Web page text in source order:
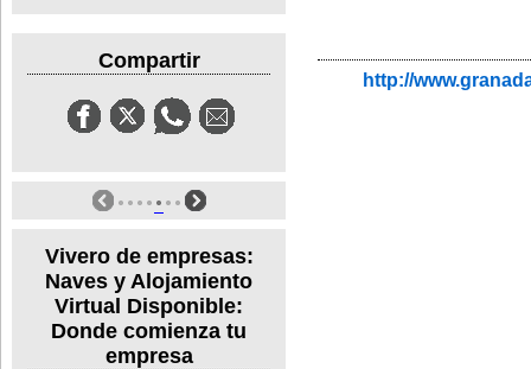
Compartir
Vivero de empresas:
Naves y Alojamiento
Virtual Disponible:
Donde comienza tu
empresa
http://